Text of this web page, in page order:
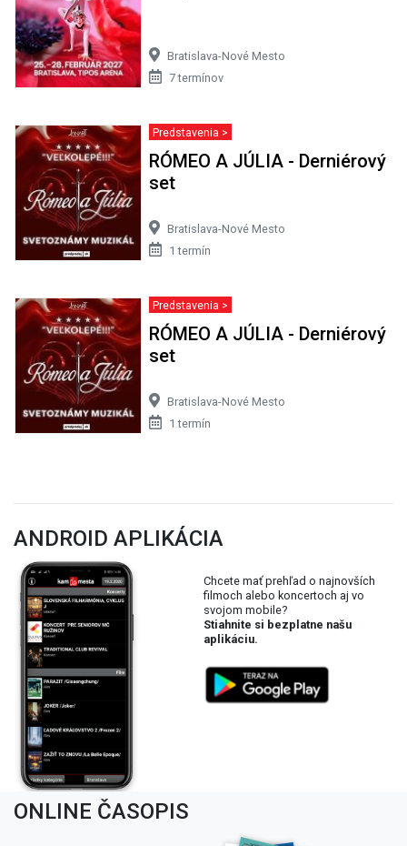
Bratislava-Nové Mesto
7 termínov
Predstavenia >
RÓMEO A JÚLIA - Derniérový
set
Bratislava-Nové Mesto
1 termín
Predstavenia >
RÓMEO A JÚLIA - Derniérový
set
Bratislava-Nové Mesto
1 termín
ANDROID APLIKÁCIA
Chcete mať prehľad o najnovších
filmoch alebo koncertoch aj vo
svojom mobile?
Stiahnite si bezplatne našu
aplikáciu.
ONLINE ČASOPIS